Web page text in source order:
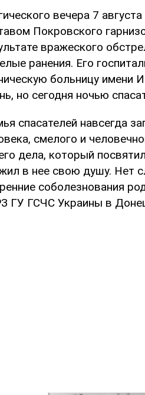
вечера 7
Покровского
вражеского
ранения. Его
больницу имени
но сегодня ночью
спасателей навсегда
смелого и
дела, который
в нее свою душу. Нет
соболезнования
ГУ ГСЧС Украины в